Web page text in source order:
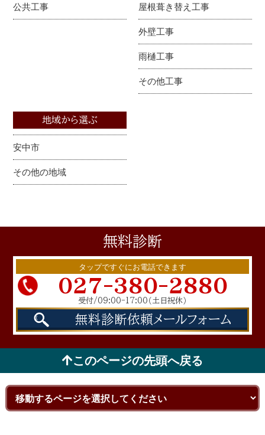
公共工事 屋根葺き替え工事
外壁工事
雨樋工事
その他工事
地域から選ぶ
安中市
その他の地域
無料診断
タップですぐにお電話できます
027-380-2880
受付/09:00-17:00 （土日祝休）
無料診断依頼 メールフォーム
このページの先頭へ戻る